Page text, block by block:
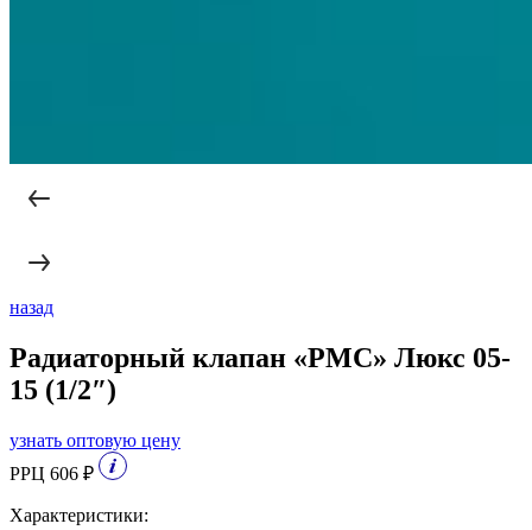
назад
Радиаторный клапан «РМС» Люкс 05-
15 (1/2″)
узнать оптовую цену
РРЦ 606 ₽
Характеристики: